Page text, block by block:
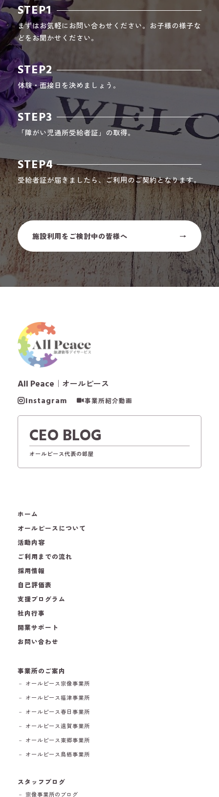
STEP1
まずはお気軽にお問い合わせください。お子様の様子な
どをお聞かせください。
STEP2
体験・面接日を決めましょう。
STEP3
「障がい児通所受給者証」の取得。
STEP4
受給者証が届きましたら、ご利用のご契約となります。
施設利用をご検討中の皆様へ
All Peace ｜オールピース
Instagram 事業所紹介動画
CEO BLOG
オールピース代表の部屋
ホーム
オールピースについて
活動内容
ご利用までの流れ
採用情報
自己評価表
支援プログラム
社内行事
開業サポート
お問い合わせ
事業所のご案内
－ オールピース宗像事業所
－ オールピース福津事業所
－ オールピース春日事業所
－ オールピース遠賀事業所
－ オールピース東郷事業所
－ オールピース鳥栖事業所
スタッフブログ
－ 宗像事業所のブログ